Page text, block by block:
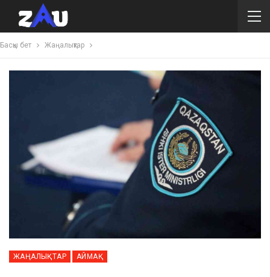
Басқы бет Жаңалықтар
ЖАҢАЛЫҚТАР АЙМАҚ